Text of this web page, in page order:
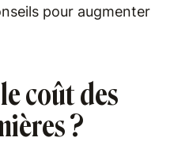
pour augmenter
coût des
?